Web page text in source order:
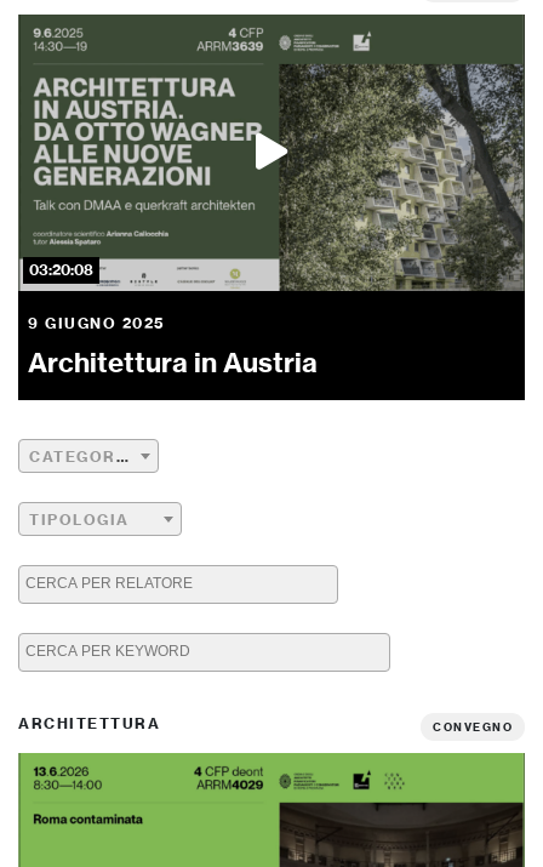
03:20:08
9 GIUGNO 2025
Architettura in Austria
CATEGORIA
TIPOLOGIA
ARCHITETTURA CONVEGNO